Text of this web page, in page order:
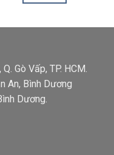
Gò Vấp, TP. HCM.
An, Bình Dương
Dương.